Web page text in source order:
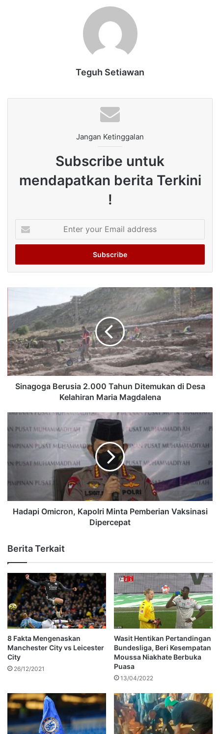
Teguh Setiawan
Jangan Ketinggalan
Subscribe untuk
mendapatkan berita Terkini
!
your
Email
Sinagoga Berusia 2.000 Tahun Ditemukan di Desa
Kelahiran Maria Magdalena
Hadapi Omicron, Kapolri Minta Pemberian Vaksinasi
Dipercepat
Berita Terkait
8 Fakta Mengenaskan
Manchester City vs Leicester
City
26/12/2021
Wasit Hentikan Pertandingan
Bundesliga, Beri Kesempatan
Moussa Niakhate Berbuka
Puasa
13/04/2022